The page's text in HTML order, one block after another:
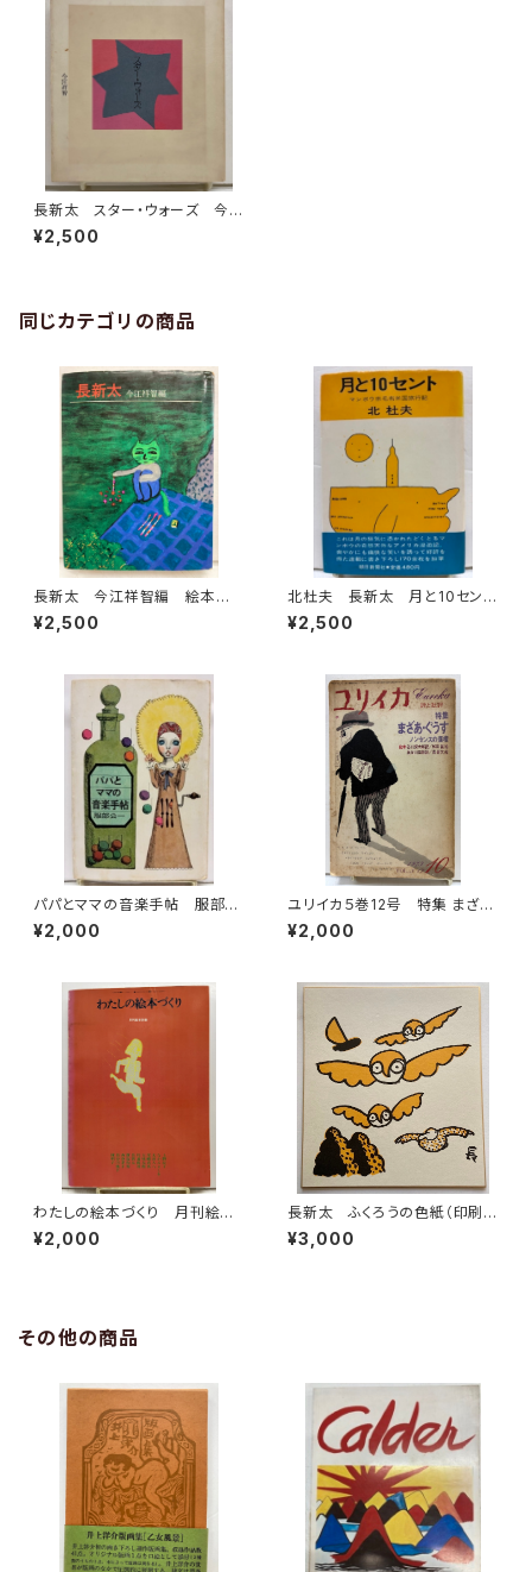
長新太 スター・ウォーズ 今江
祥智 限定300 1992年
（今江祥智）私家版
¥2,500
同じカテゴリの商品
長新太 今江祥智編 絵本作
家文庫 1977年 すばる書房
文庫
¥2,500
北杜夫 長新太 月と10セン
ト 1971年 初版 帯 朝日
新聞社
¥2,500
パパとママの音楽手帖 服部公
一 装幀 宇野亜喜良 カット
長新太 1966年 初版 文藝
¥2,000
ユリイカ５巻12号 特集 まざ
あ・ぐうす 絵本 谷川俊太郎訳
／和田誠絵 長谷川四郎訳／
¥2,000
わたしの絵本づくり 月刊絵本
別冊 1979年 すばる書房
¥2,000
長新太 ふくろうの色紙（印刷
物）
¥3,000
その他の商品